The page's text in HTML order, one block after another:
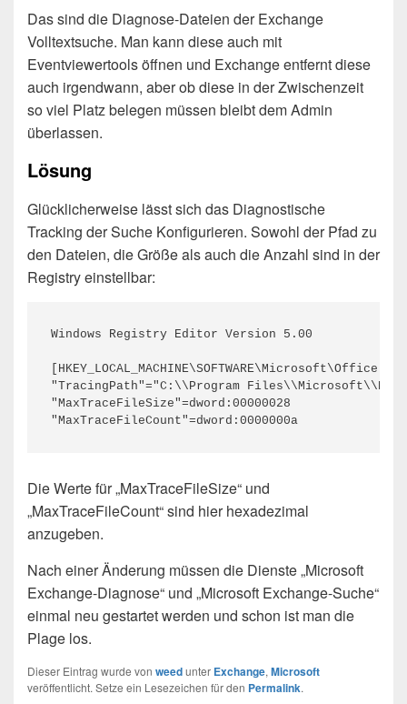
Das sind die Diagnose-Dateien der Exchange
Volltextsuche. Man kann diese auch mit
Eventviewertools öffnen und Exchange entfernt diese
auch irgendwann, aber ob diese in der Zwischenzeit
so viel Platz belegen müssen bleibt dem Admin
überlassen.
Lösung
Glücklicherweise lässt sich das Diagnostische
Tracking der Suche Konfigurieren. Sowohl der Pfad zu
den Dateien, die Größe als auch die Anzahl sind in der
Registry einstellbar:
Windows Registry Editor Version 5.00
"TracingPath"="C:\\Program
"MaxTraceFileSize"=dword:00000028
"MaxTraceFileCount"=dword:0000000a
Die Werte für „MaxTraceFileSize“ und
„MaxTraceFileCount“ sind hier hexadezimal
anzugeben.
Nach einer Änderung müssen die Dienste „Microsoft
Exchange-Diagnose“ und „Microsoft Exchange-Suche“
einmal neu gestartet werden und schon ist man die
Plage los.
Dieser Eintrag wurde von weedunter Exchange, Microsoft
veröffentlicht. Setze ein Lesezeichen für den Permalink.